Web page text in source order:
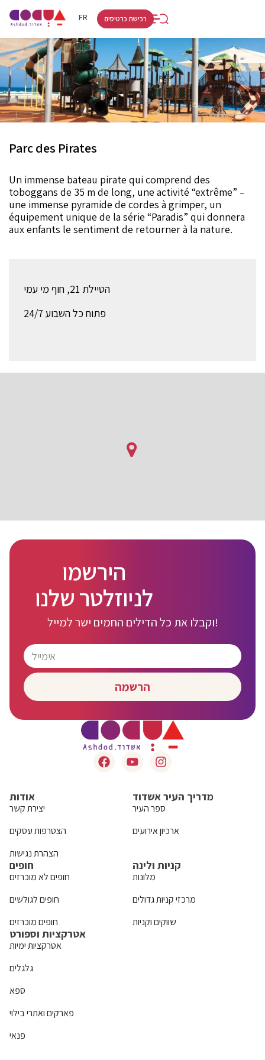
FR
HE
רכישת כרטיסים
Parc des Pirates
Un immense bateau pirate qui comprend des
toboggans de 35 m de long, une activité “extrême” –
une immense pyramide de cordes à grimper, un
équipement unique de la série “Paradis” qui donnera
aux enfants le sentiment de retourner à la nature.
הטיילת 21, חוף מי עמי
פתוח כל השבוע 24/7
הירשמו
לניוזלטר שלנו
וקבלו את כל הדילים החמים ישר למייל!
הרשמה
אודות
יצירת קשר
הצטרפות עסקים
הצהרת נגישות
מדריך העיר אשדוד
ספר העיר
ארכיון אירועים
חופים
חופים לא מוכרזים
חופים לגולשים
חופים מוכרזים
קניות ולינה
מלונות
מרכזי קניות גדולים
שווקים וקניות
אטרקציות וספורט
אטרקציות ימיות
גלגלים
ספא
פארקים ואתרי בילוי
פנאי